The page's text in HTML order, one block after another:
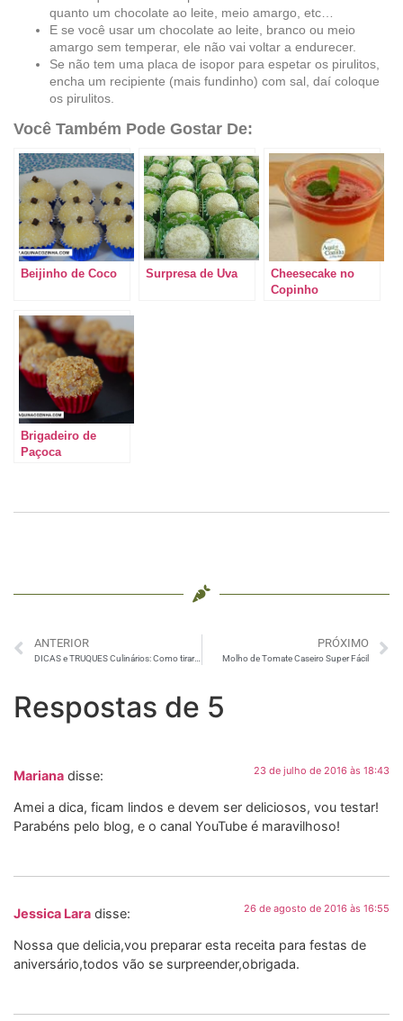
quanto um chocolate ao leite, meio amargo, etc…
E se você usar um chocolate ao leite, branco ou meio
amargo sem temperar, ele não vai voltar a endurecer.
Se não tem uma placa de isopor para espetar os pirulitos,
encha um recipiente (mais fundinho) com sal, daí coloque
os pirulitos.
Você Também Pode Gostar De:
Beijinho de Coco Surpresa de Uva
Cheesecake no
Copinho
Brigadeiro de
Paçoca
ANTERIOR
DICAS e TRUQUES Culinários: Como tirar a pele do TOMATE, como conservar ALFACE, pescando casquinha de OVO
PRÓXIMO
Molho de Tomate Caseiro Super Fácil
Respostas de 5
Mariana disse: 23 de julho de 2016 às 18:43
Amei a dica, ficam lindos e devem ser deliciosos, vou testar!
Parabéns pelo blog, e o canal YouTube é maravilhoso!
Jessica Lara disse: 26 de agosto de 2016 às 16:55
Nossa que delicia,vou preparar esta receita para festas de
aniversário,todos vão se surpreender,obrigada.